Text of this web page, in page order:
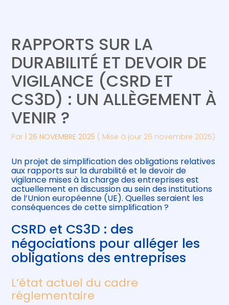
Gérer votre quotidien
Piloter votre entreprise
Développer votre entreprise
Construire votre patrimoine
Être prêt pour la facturation
électronique
Suivre votre comptabilité
Gérer vos ressources humaines
RAPPORTS SUR LA
DURABILITÉ ET DEVOIR DE
VIGILANCE (CSRD ET
CS3D) : UN ALLÈGEMENT À
VENIR ?
Par |26 NOVEMBRE 2025 ( Mise à jour 26 novembre 2025)
Un projet de simplification des obligations relatives
aux rapports sur la durabilité et le devoir de
vigilance mises à la charge des entreprises est
actuellement en discussion au sein des institutions
de l’Union européenne (UE). Quelles seraient les
conséquences de cette simplification ?
CSRD et CS3D : des
négociations pour alléger les
obligations des entreprises
L’état actuel du cadre
réglementaire